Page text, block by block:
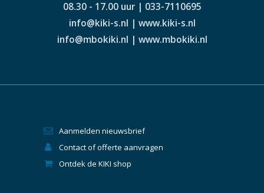
08.30 - 17.00 uur | 033-7110695
info@kiki-s.nl | www.kiki-s.nl
info@mbokiki.nl | www.mbokiki.nl
Aanmelden nieuwsbrief
Contact of offerte aanvragen
Ontdek de KIKI shop